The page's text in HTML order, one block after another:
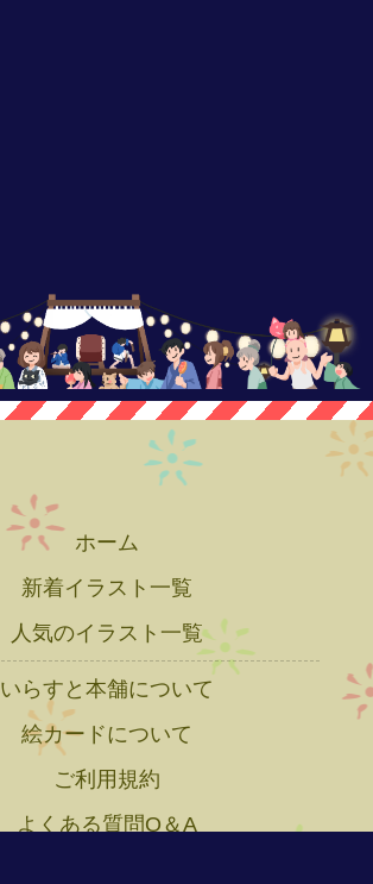
ホーム
新着イラスト一覧
人気のイラスト一覧
いらすと本舗について
絵カードについて
ご利用規約
よくある質問Q＆A